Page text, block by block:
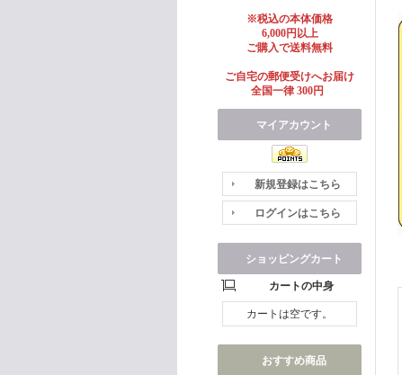
※税込の本体価格
6,000円以上
ご購入で送料無料
ご自宅の郵便受けへお届け
全国一律 300円
マイアカウント
新規登録はこちら
ログインはこちら
ショッピングカート
カートの中身
カートは空です。
おすすめ商品